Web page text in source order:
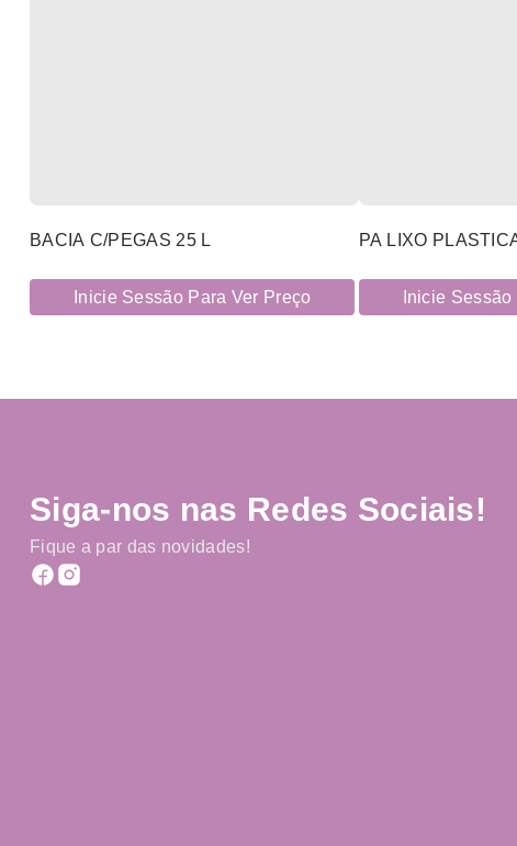
BACIA C/PEGAS 25 L
Inicie Sessão Para Ver Preço
PA LIXO
Inicie
Siga-nos nas Redes Sociais!
Fique a par das novidades!